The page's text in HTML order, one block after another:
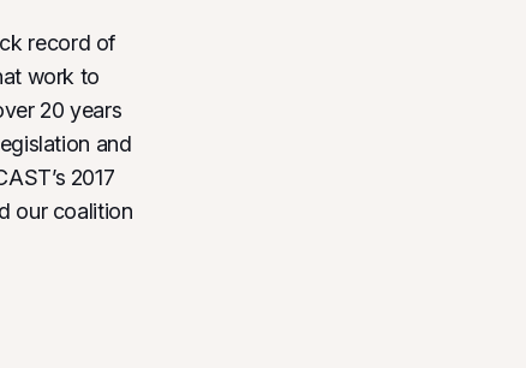
record of
work to
20 years
and
2017
our coalition